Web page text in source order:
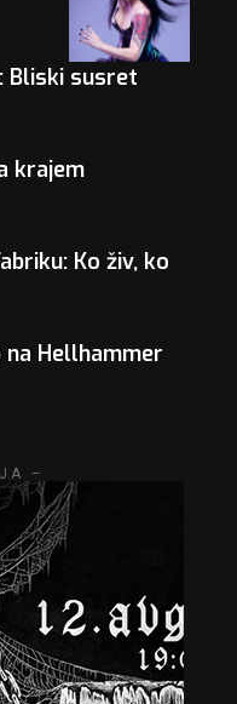
Bliski susret
krajem
Ko živ, ko
Hellhammer
–